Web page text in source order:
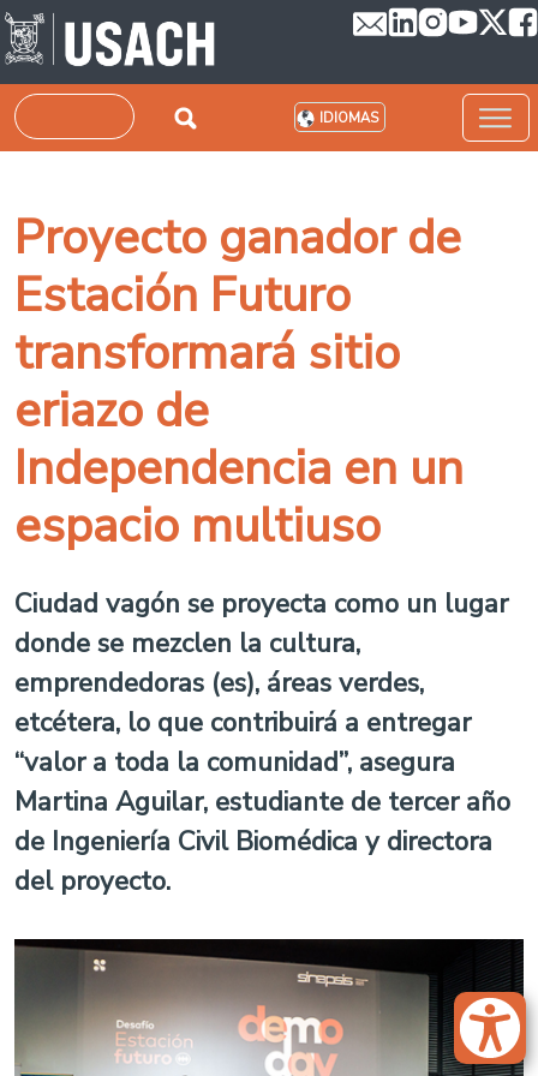
Pasar al contenido principal
Buscar IDIOMAS
Proyecto ganador de
Estación Futuro
transformará sitio
eriazo de
Independencia en un
espacio multiuso
Ciudad vagón se proyecta como un lugar
donde se mezclen la cultura,
emprendedoras (es), áreas verdes,
etcétera, lo que contribuirá a entregar
“valor a toda la comunidad”, asegura
Martina Aguilar, estudiante de tercer año
de Ingeniería Civil Biomédica y directora
del proyecto.